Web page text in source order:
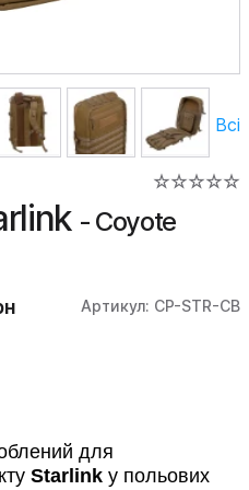
Всі
- Coyote
Артикул: CP-STR-CB
для
Starlink у польових